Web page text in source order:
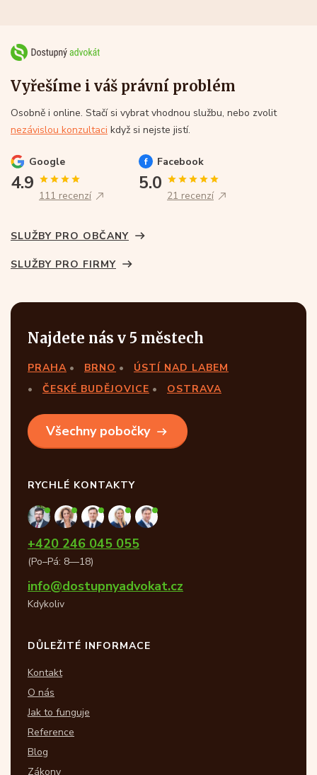
Vyřešíme i váš právní problém
Osobně i online. Stačí si vybrat vhodnou službu, nebo zvolit
nezávislou konzultaci když si nejste jistí.
Google
4.9
111 recenzí
Facebook
5.0
21 recenzí
SLUŽBY PRO OBČANY
SLUŽBY PRO FIRMY
Najdete nás v 5 městech
PRAHA BRNO
ÚSTÍ NAD LABEM
ČESKÉ BUDĚJOVICE
OSTRAVA
Všechny pobočky
RYCHLÉ KONTAKTY
+420 246 045 055
(Po–Pá: 8—18)
info@dostupnyadvokat.cz
Kdykoliv
DŮLEŽITÉ INFORMACE
Kontakt
O nás
Jak to funguje
Reference
Blog
Zákony